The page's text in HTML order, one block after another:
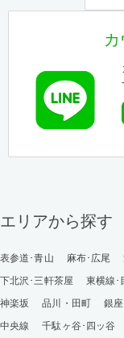
エリアから探す
表参道･青山 麻布･広尾
下北沢･三軒茶屋
東横線･
神楽坂
品川・田町 銀
中央線
千駄ヶ谷･四ッ谷